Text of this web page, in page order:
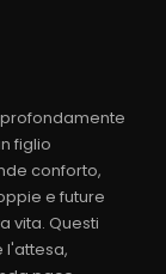
figlio
conforto,
e future
vita. Questi
l'attesa,